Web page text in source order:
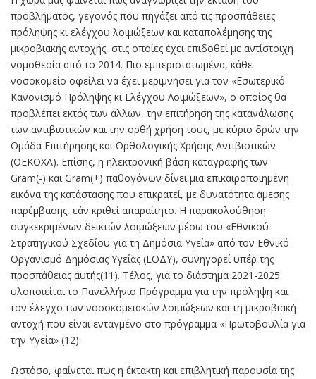
προβλήματος, γεγονός που πηγάζει από τις προσπάθειες
πρόληψης κι ελέγχου λοιμώξεων και καταπολέμησης της
μικροβιακής αντοχής, στις οποίες έχει επιδοθεί με αντίστοιχη
νομοθεσία από το 2014. Πιο εμπεριστατωμένα, κάθε
νοσοκομείο οφείλει να έχει μεριμνήσει για τον «Εσωτερικό
Κανονισμό Πρόληψης κι Ελέγχου Λοιμώξεων», ο οποίος θα
προβλέπει εκτός των άλλων, την επιτήρηση της κατανάλωσης
των αντιβιοτικών και την ορθή χρήση τους, με κύριο δρών την
Ομάδα Επιτήρησης και Ορθολογικής Χρήσης Αντιβιοτικών
(ΟΕΚΟΧΑ). Επίσης, η ηλεκτρονική βάση καταγραφής των
Gram(-) και Gram(+) παθογόνων δίνει μια επικαιροποιημένη
εικόνα της κατάστασης που επικρατεί, με δυνατότητα άμεσης
παρέμβασης, εάν κριθεί απαραίτητο. Η παρακολούθηση
συγκεκριμένων δεικτών λοιμώξεων μέσω του «Εθνικού
Στρατηγικού Σχεδίου για τη Δημόσια Υγεία» από τον Εθνικό
Οργανισμό Δημόσιας Υγείας (ΕΟΔΥ), συνηγορεί υπέρ της
προσπάθειας αυτής(11). Τέλος, για το διάστημα 2021-2025
υλοποιείται το Πανελλήνιο Πρόγραμμα για την πρόληψη και
τον έλεγχο των νοσοκομειακών λοιμώξεων και τη μικροβιακή
αντοχή που είναι ενταγμένο στο πρόγραμμα «Πρωτοβουλία για
την Υγεία» (12).
Ωστόσο, φαίνεται πως η έκτακτη και επιβλητική παρουσία της